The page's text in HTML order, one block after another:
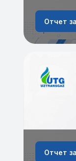
Отчет
Отчет